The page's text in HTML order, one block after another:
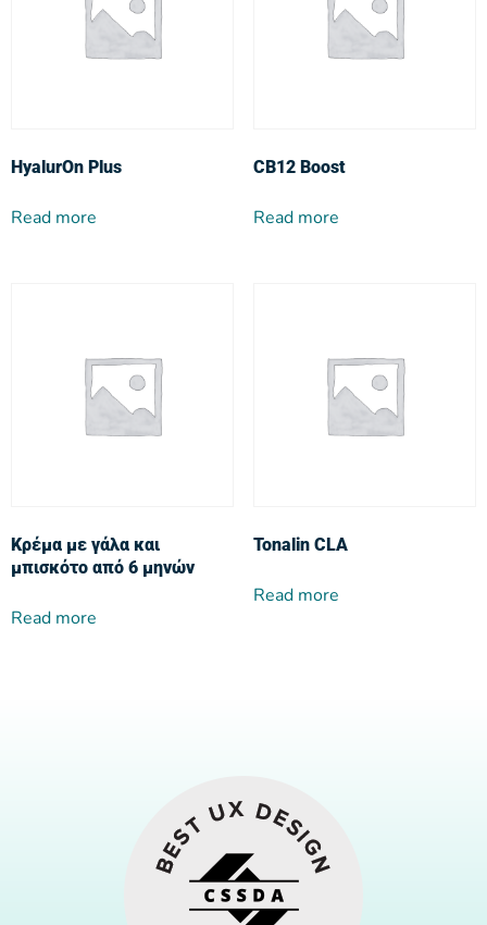
HyalurOn Plus
Read more
CB12 Boost
Read more
Κρέμα με γάλα και
μπισκότο από 6 μηνών
Read more
Tonalin CLA
Read more